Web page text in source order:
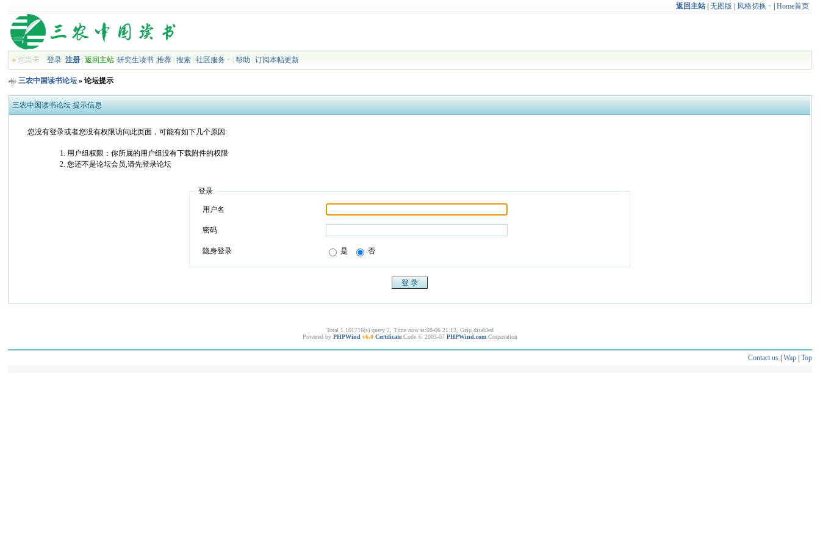
返回主站| 无图版 风格切换 Home首页
» 您尚未登录 注册 |返回主站 |研究生读书 |推荐 |搜索 |社区服务 |帮助 |订阅本帖更新
三农中国读书论坛 » 论坛提示
三农中国读书论坛 提示信息
您没有登录或者您没有权限访问此页面，可能有如下几个原因:
用户组权限：你所属的用户组没有下载附件的权限
您还不是论坛会员,请先登录论坛
登录
用户名
密码
隐身登录 是 否
Total 1.101716(s) query 2, Time now is:08-06 21:13, Gzip disabled
Powered by PHPWind v6.0 Certificate Code © 2003-07 PHPWind.com Corporation
Contact us| Wap| Top